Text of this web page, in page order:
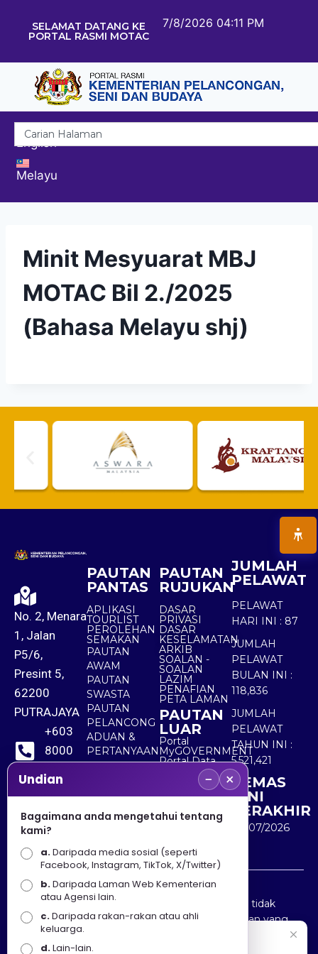
SELAMAT DATANG KE
PORTAL RASMI MOTAC
7/8/2026 04:11 PM
English
Melayu
Minit Mesyuarat MBJ
MOTAC Bil 2./2025
(Bahasa Melayu shj)
No. 2, Menara
1, Jalan
P5/6,
Presint 5,
62200
PUTRAJAYA
+603
8000
+603
8891
7100
PAUTAN
PANTAS
APLIKASI
TOURLIST
PEROLEHAN
SEMAKAN
PAUTAN
AWAM
PAUTAN
SWASTA
PAUTAN
PELANCONG
ADUAN &
PERTANYAAN
PAUTAN
RUJUKAN
DASAR
PRIVASI
DASAR
KESELAMATAN
ARKIB
SOALAN -
SOALAN
LAZIM
PENAFIAN
PETA LAMAN
PAUTAN
LUAR
Portal
MyGOVERNMENT
Portal Data
Sektor Awam
JUMLAH
PELAWAT
PELAWAT
HARI INI : 87
JUMLAH
PELAWAT
BULAN INI :
118,836
JUMLAH
PELAWAT
TAHUN INI :
5,521,421
KEMAS
KINI
TERAKHIR
30/07/2026
Penafian : Kerajaan Malaysia dan Kementerian
Pelancongan Seni dan Budaya (MOTAC) adalah tidak
bertanggungjawab atas kehilangan atau kerugian yang
disebabkan oleh penggunaan mana-mana maklumat
yang diperolehi dari portal ini.
Undian − ×
Bagaimana anda mengetahui tentang
kami?
a.Daripada media sosial (seperti
Facebook, Instagram, TikTok, X/Twitter)
b.Daripada Laman Web Kementerian
atau Agensi lain.
c.Daripada rakan-rakan atau ahli
keluarga.
d.Lain-lain.